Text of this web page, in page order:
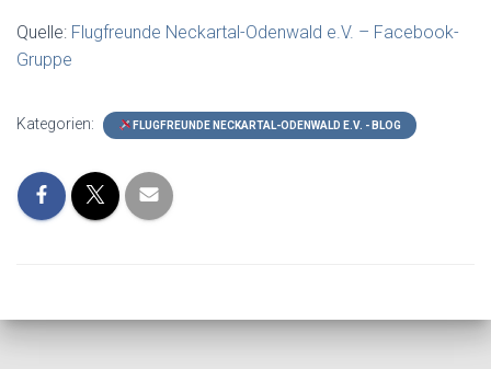
Quelle: Flugfreunde Neckartal-Odenwald e.V. – Facebook-
Gruppe
Kategorien: FLUGFREUNDE NECKARTAL-ODENWALD E.V. - BLOG